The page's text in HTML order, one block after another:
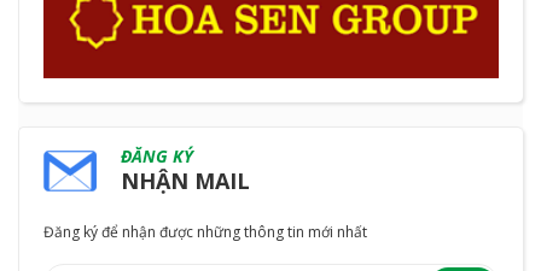
ĐĂNG KÝ
NHẬN MAIL
Đăng ký để nhận được những thông tin mới nhất